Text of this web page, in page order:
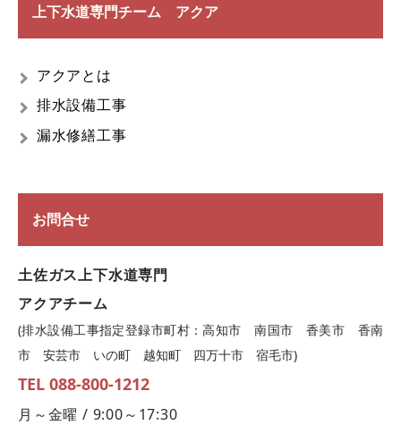
上下水道専門チーム アクア
アクアとは
排水設備工事
漏水修繕工事
お問合せ
土佐ガス上下水道専門
アクアチーム
(排水設備工事指定登録市町村：高知市 南国市 香美市 香南
市 安芸市 いの町 越知町 四万十市 宿毛市)
TEL 088-800-1212
月～金曜 / 9:00～17:30